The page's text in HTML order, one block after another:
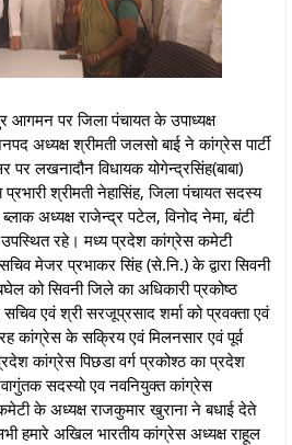
पर जिला पंचायत के उपाध्यक्ष
अध्यक्ष श्रीमती जलसो बाई ने कांग्रेस पार्टी
लखनादौन विधायक योगेन्द्रसिंह(बाबा)
श्रीमती नेहासिंह, जिला पंचायत सदस्य
अध्यक्ष राजेन्द्र पटेल, विनोद नेमा, बंटी
रहे। मध्य प्रदेश कांग्रेस कमेटी
मेजर प्रभाकर सिंह (से.नि.) के द्वारा सिवनी
को सिवनी जिले का अधिकारी प्रकोष्ठ
एवं श्री सरजूप्रसाद शर्मा को प्रवक्ता एवं
कांग्रेस के सक्रिय एवं मिलनसार एवं पूर्व
कांग्रेस पिछडा वर्ग प्रकोश्ठ का प्रदेश
सदस्यो एव नवनियुक्त कांग्रेस
के अध्यक्ष राजकुमार खुराना ने बधाई देते
हमारे अखिल भारतीय कांग्रेस अध्यक्ष राहूल